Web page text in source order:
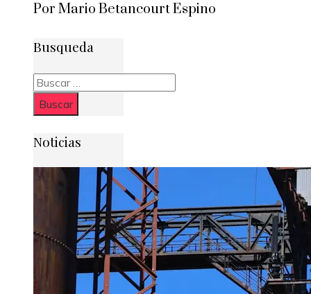
Por Mario Betancourt Espino
Busqueda
Buscar:
Noticias